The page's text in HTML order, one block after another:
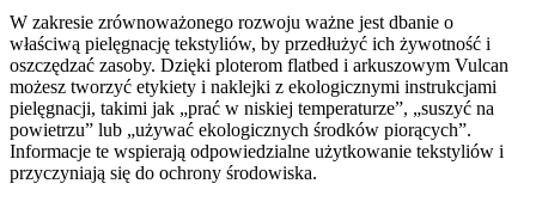
W zakresie zrównoważonego rozwoju ważne jest dbanie o
właściwą pielęgnację tekstyliów, by przedłużyć ich żywotność i
oszczędzać zasoby. Dzięki ploterom flatbed i arkuszowym Vulcan
możesz tworzyć etykiety i naklejki z ekologicznymi instrukcjami
pielęgnacji, takimi jak „prać w niskiej temperaturze”, „suszyć na
powietrzu” lub „używać ekologicznych środków piorących”.
Informacje te wspierają odpowiedzialne użytkowanie tekstyliów i
przyczyniają się do ochrony środowiska.